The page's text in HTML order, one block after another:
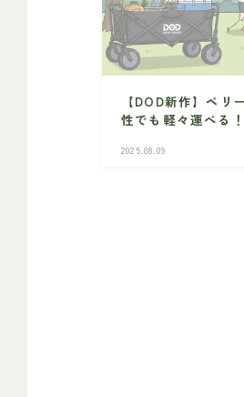
【DOD新作】ペリ
性でも軽々運べる
2025.08.09